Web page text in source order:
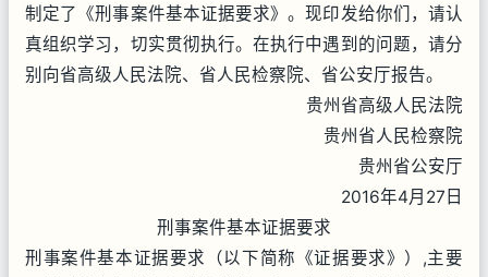
制定了《刑事案件基本证据要求》。现印发给你们，请认
真组织学习，切实贯彻执行。在执行中遇到的问题，请分
别向省高级人民法院、省人民检察院、省公安厅报告。
贵州省高级人民法院
贵州省人民检察院
贵州省公安厅
2016年4月27日
刑事案件基本证据要求
刑事案件基本证据要求（以下简称《证据要求》）,主要